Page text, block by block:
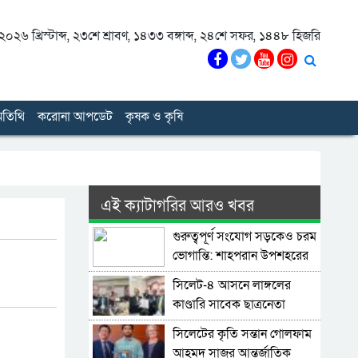
খ্রিস্টাব্দ, ২৩শে শ্রাবণ, ১৪৩৩ বঙ্গাব্দ, ২৪শে সফর, ১৪৪৮ হিজরি
করোনা আপডেট কৃষক ও কৃষি
এই ক্যাটাগরির আরও খবর
গুরুত্বপূর্ণ সংযোগ সড়কেও চরম
ভোগান্তি: শাহপরান উপশহরের
রাস্তাঘাট সংস্কারের দাবি
সিলেট-৪ আসনে লাঙ্গলের
কাণ্ডারি সাবেক ছাত্রনেতা
মুজিবুর রহমান ডালিম
সিলেটের কৃতি সন্তান গোলফাম
আহমদ সাজুর আন্তর্জাতিক